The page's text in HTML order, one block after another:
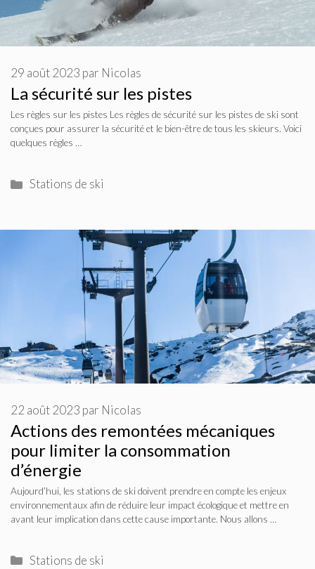
La sécurité sur les pistes
29 août 2023 par Nicolas
Les règles sur les pistes Les règles de sécurité sur les pistes de ski sont
conçues pour assurer la sécurité et le bien-être de tous les skieurs. Voici
quelques règles …
Catégories
Stations de ski
Actions des remontées mécaniques
pour limiter la consommation
d’énergie
22 août 2023 par Nicolas
Aujourd’hui, les stations de ski doivent prendre en compte les enjeux
environnementaux afin de réduire leur impact écologique et mettre en
avant leur implication dans cette cause importante. Nous allons …
Catégories
Stations de ski